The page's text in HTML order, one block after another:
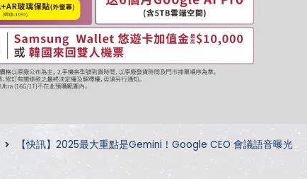
【快訊】2025最大重點是Gemini！Google CEO 會議語音曝光